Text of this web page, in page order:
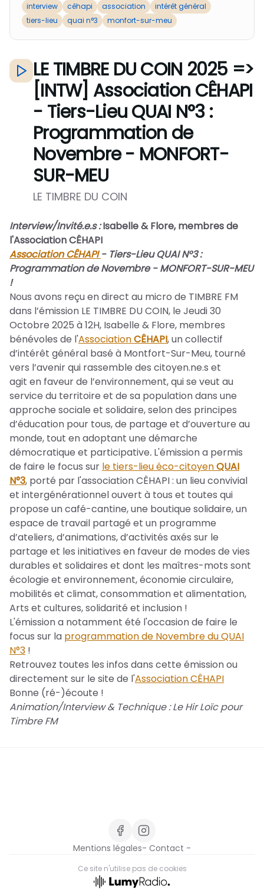
interview
cêhapi association
intérêt général
tiers-lieu
quai n°3 monfort-sur-meu
LE TIMBRE DU COIN 2025 =>
[INTW] Association CÊHAPI
- Tiers-Lieu QUAI N°3 :
Programmation de
Novembre - MONFORT-
SUR-MEU
LE TIMBRE DU COIN
Interview/Invité.e.s :Isabelle & Flore, membres de
l'Association CÊHAPI
Association CÊHAPI- Tiers-Lieu QUAI N°3 :
Programmation de Novembre - MONFORT-SUR-MEU
!
Nous avons reçu en direct au micro de TIMBRE FM
dans l’émission LE TIMBRE DU COIN, le Jeudi 30
Octobre 2025 à 12H, Isabelle & Flore, membres
bénévoles de l'AssociationCÊHAPI, un collectif
d’intérêt général basé à Montfort-Sur-Meu, tourné
vers l’avenir qui rassemble des citoyen.ne.s et
agit en faveur de l’environnement, qui se veut au
service du territoire et de sa population dans une
approche sociale et solidaire, selon des principes
d’éducation pour tous, de partage et d’ouverture au
monde, tout en adoptant une démarche
démocratique et participative. L'émission a permis
de faire le focus sur le tiers-lieu éco-citoyenQUAI
N°3, porté par l'association CÊHAPI : un lieu convivial
et intergénérationnel ouvert à tous et toutes qui
propose un café-cantine, une boutique solidaire, un
espace de travail partagé et un programme
d’ateliers, d’animations, d’activités axés sur le
partage et les initiatives en faveur de modes de vies
durables et solidaires et dont les maîtres-mots sont
écologie et environnement, économie circulaire,
mobilités et climat, consommation et alimentation,
Arts et cultures, solidarité et inclusion !
L'émission a notamment été l'occasion de faire le
focus sur la programmation de Novembre du QUAI
N°3 !
Retrouvez toutes les infos dans cette émission ou
directement sur le site de l'Association CÊHAPI
Bonne (ré-)écoute !
Animation/Interview & Technique : Le Hir Loïc pour
Timbre FM
Mentions légales- Contact -
Ce site n'utilise pas de cookies